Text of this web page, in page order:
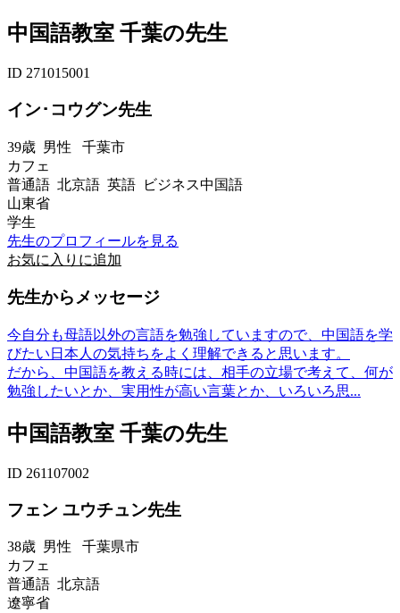
中国語教室 千葉の先生
ID 271015001
イン･コウグン先生
39歳 男性 千葉市
カフェ
普通語 北京語 英語 ビジネス中国語
山東省
学生
先生のプロフィールを見る
お気に入りに追加
先生からメッセージ
今自分も母語以外の言語を勉強していますので、中国語を学
びたい日本人の気持ちをよく理解できると思います。
だから、中国語を教える時には、相手の立場で考えて、何が
勉強したいとか、実用性が高い言葉とか、いろいろ思...
中国語教室 千葉の先生
ID 261107002
フェン ユウチュン先生
38歳 男性 千葉県市
カフェ
普通語 北京語
遼寧省